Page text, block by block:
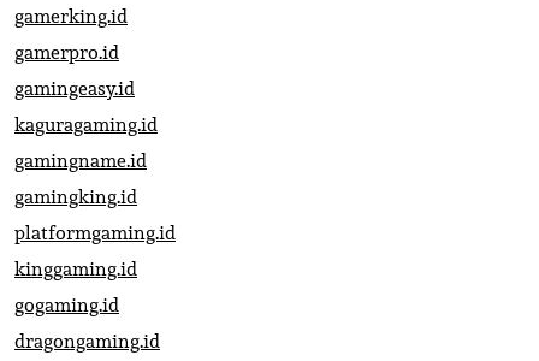
gamerking.id
gamerpro.id
gamingeasy.id
kaguragaming.id
gamingname.id
gamingking.id
platformgaming.id
kinggaming.id
gogaming.id
dragongaming.id